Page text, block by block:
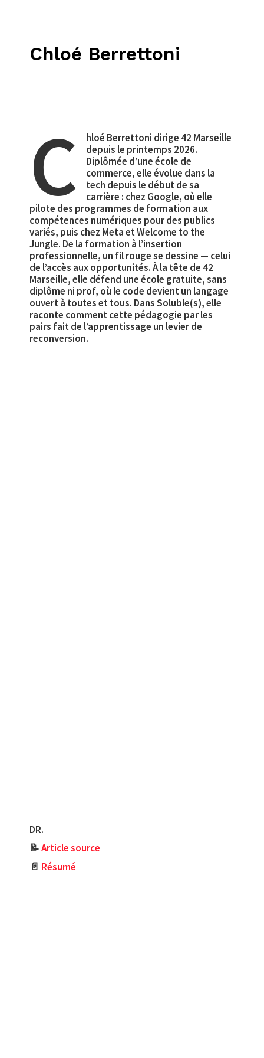
Chloé Berrettoni
C
hloé Berrettoni dirige 42 Marseille
depuis le printemps 2026.
Diplômée d’une école de
commerce, elle évolue dans la
tech depuis le début de sa
carrière : chez Google, où elle
pilote des programmes de formation aux
compétences numériques pour des publics
variés, puis chez Meta et Welcome to the
Jungle. De la formation à l’insertion
professionnelle, un fil rouge se dessine — celui
de l’accès aux opportunités. À la tête de 42
Marseille, elle défend une école gratuite, sans
diplôme ni prof, où le code devient un langage
ouvert à toutes et tous. Dans Soluble(s), elle
raconte comment cette pédagogie par les
pairs fait de l’apprentissage un levier de
reconversion.
DR.
📝Article source
📄 Résumé